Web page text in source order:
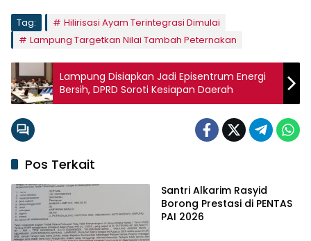
Tag:
Hilirisasi Ayam Terintegrasi Dimulai
Lampung Targetkan Nilai Tambah Peternakan
Lampung Disiapkan Jadi Episentrum Energi
Bersih, DPRD Soroti Kesiapan Daerah
Pos Terkait
Santri Alkarim Rasyid
Borong Prestasi di PENTAS
PAI 2026